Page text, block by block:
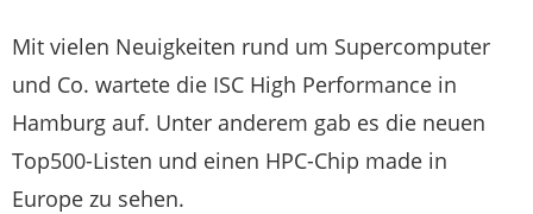
Mit vielen Neuigkeiten rund um Supercomputer
und Co. wartete die ISC High Performance in
Hamburg auf. Unter anderem gab es die neuen
Top500-Listen und einen HPC-Chip made in
Europe zu sehen.